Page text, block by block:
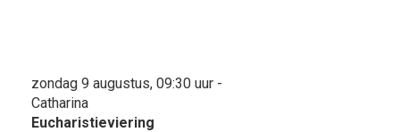
zondag 9 augustus, 09:30 uur -
Catharina
Eucharistieviering